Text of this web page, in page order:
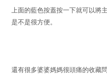
上面的藍色按蓋按一下就可以將
是不是很方便。
還有很多婆婆媽媽很頭痛的收藏